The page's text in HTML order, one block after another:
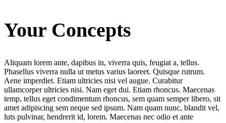
Your Concepts
Aliquam lorem ante, dapibus in, viverra quis, feugiat a, tellus.
Phasellus viverra nulla ut metus varius laoreet. Quisque rutrum.
Aene imperdiet. Etiam ultricies nisi vel augue. Curabitur
ullamcorper ultricies nisi. Nam eget dui. Etiam rhoncus. Maecenas
temp, tellus eget condimentum rhoncus, sem quam semper libero, sit
amet adipiscing sem neque sed ipsum. Nam quam nunc, blandit vel,
luts pulvinar, hendrerit id, lorem. Maecenas nec odio et ante